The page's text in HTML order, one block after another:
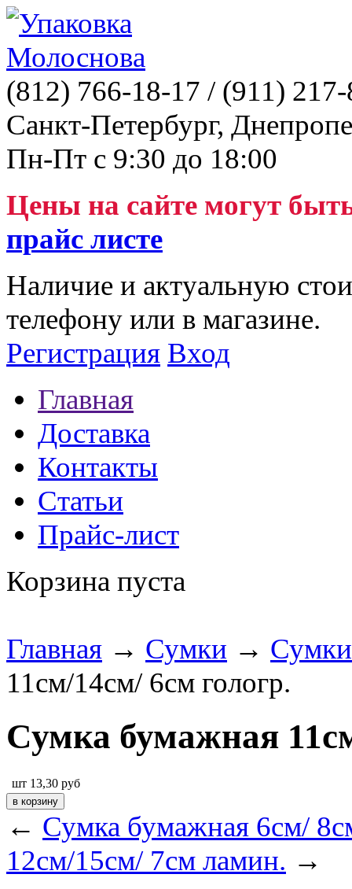
(812) 766-18-17 / (911)
Санкт-Петербург,
Пн-Пт с 9:30 до 18:00
Цены на сайте могут
прайс листе
Наличие и актуальную
телефону или в магазине.
Регистрация Вход
Главная
Доставка
Контакты
Статьи
Прайс-лист
Корзина пуста
Главная → Сумки →
11см/14см/ 6см гологр.
Сумка бумажная
шт 13,30 руб
← Сумка бумажная 6см/
12см/15см/ 7см ламин. →